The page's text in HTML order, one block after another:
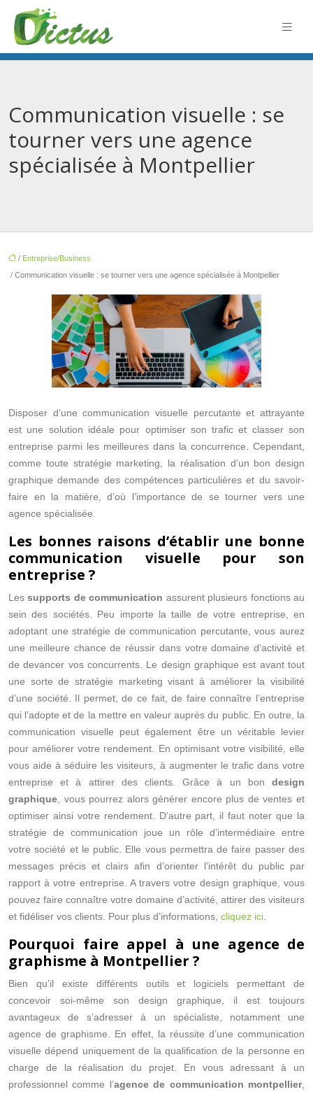
Communication visuelle : se
tourner vers une agence
spécialisée à Montpellier
/ Entreprise/Business
/ Communication visuelle : se tourner vers une agence spécialisée à Montpellier
Disposer d’une communication visuelle percutante et attrayante
est une solution idéale pour optimiser son trafic et classer son
entreprise parmi les meilleures dans la concurrence. Cependant,
comme toute stratégie marketing, la réalisation d’un bon design
graphique demande des compétences particulières et du savoir-
faire en la matière, d’où l’importance de se tourner vers une
agence spécialisée.
Les bonnes raisons d’établir une bonne
communication visuelle pour son
entreprise ?
Lessupports de communication assurent plusieurs fonctions au
sein des sociétés. Peu importe la taille de votre entreprise, en
adoptant une stratégie de communication percutante, vous aurez
une meilleure chance de réussir dans votre domaine d’activité et
de devancer vos concurrents. Le design graphique est avant tout
une sorte de stratégie marketing visant à améliorer la visibilité
d’une société. Il permet, de ce fait, de faire connaître l’entreprise
qui l’adopte et de la mettre en valeur auprès du public. En outre, la
communication visuelle peut également être un véritable levier
pour améliorer votre rendement. En optimisant votre visibilité, elle
vous aide à séduire les visiteurs, à augmenter le trafic dans votre
entreprise et à attirer des clients. Grâce à un bon design
graphique , vous pourrez alors générer encore plus de ventes et
optimiser ainsi votre rendement. D’autre part, il faut noter que la
stratégie de communication joue un rôle d’intermédiaire entre
votre société et le public. Elle vous permettra de faire passer des
messages précis et clairs afin d’orienter l’intérêt du public par
rapport à votre entreprise. A travers votre design graphique, vous
pouvez faire connaître votre domaine d’activité, attirer des visiteurs
et fidéliser vos clients. Pour plus d’informations, cliquez ici
Pourquoi faire appel à une agence de
graphisme à Montpellier ?
Bien qu’il existe différents outils et logiciels permettant de
concevoir soi-même son design graphique, il est toujours
avantageux de s’adresser à un spécialiste, notamment une
agence de graphisme. En effet, la réussite d’une communication
visuelle dépend uniquement de la qualification de la personne en
charge de la réalisation du projet. En vous adressant à un
professionnel comme l’agence de communication montpellier,